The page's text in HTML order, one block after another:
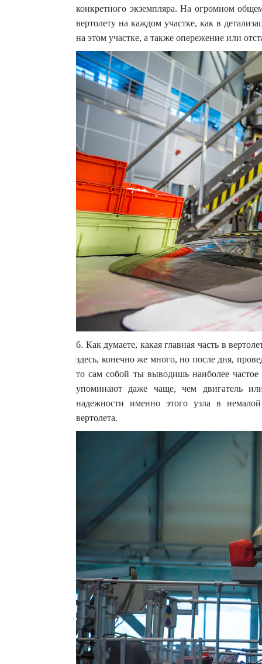
конкретного экземпляра. На огромном
вертолету на каждом участке, как в
на этом участке, а также опережение или
6. Как думаете, какая главная часть в
здесь, конечно же много, но после дня,
то сам собой ты выводишь наиболее
упоминают даже чаще, чем двигатель
надежности именно этого узла в
вертолета.